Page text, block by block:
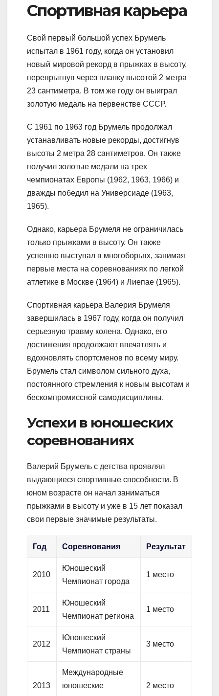
Спортивная карьера
Свой первый большой успех Брумель
испытал в 1961 году, когда он установил
новый мировой рекорд в прыжках в высоту,
перепрыгнув через планку высотой 2 метра
23 сантиметра. В том же году он выиграл
золотую медаль на первенстве СССР.
С 1961 по 1963 год Брумель продолжал
устанавливать новые рекорды, достигнув
высоты 2 метра 28 сантиметров. Он также
получил золотые медали на трех
чемпионатах Европы (1962, 1963, 1966) и
дважды победил на Универсиаде (1963,
1965).
Однако, карьера Брумеля не ограничилась
только прыжками в высоту. Он также
успешно выступал в многоборьях, занимая
первые места на соревнованиях по легкой
атлетике в Москве (1964) и Лиепае (1965).
Спортивная карьера Валерия Брумеля
завершилась в 1967 году, когда он получил
серьезную травму колена. Однако, его
достижения продолжают впечатлять и
вдохновлять спортсменов по всему миру.
Брумель стал символом сильного духа,
постоянного стремления к новым высотам и
бескомпромиссной самодисциплины.
Успехи в юношеских
соревнованиях
Валерий Брумель с детства проявлял
выдающиеся спортивные способности. В
юном возрасте он начал заниматься
прыжками в высоту и уже в 15 лет показал
свои первые значимые результаты.
Год Соревнования Результат
2010
Юношеский
Чемпионат города
1 место
2011
Юношеский
Чемпионат региона
1 место
2012
Юношеский
Чемпионат страны
3 место
2013
Международные
юношеские
2 место